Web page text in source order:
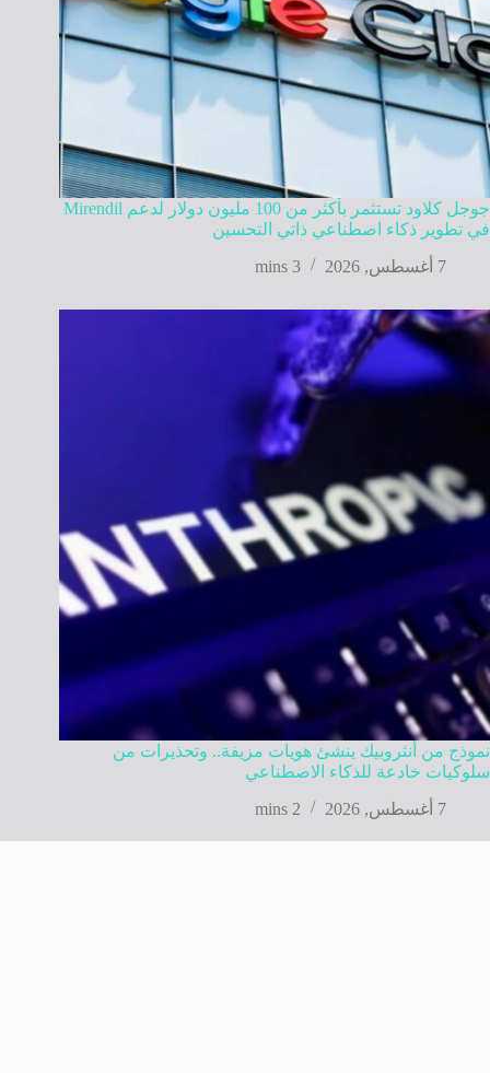
جوجل كلاود تستثمر بأكثر من 100 مليون دولار لدعم Mirendil
في تطوير ذكاء اصطناعي ذاتي التحسين
7 أغسطس, 2026
3 mins
نموذج من أنثروبيك ينشئ هويات مزيفة.. وتحذيرات من
سلوكيات خادعة للذكاء الاصطناعي
7 أغسطس, 2026
2 mins